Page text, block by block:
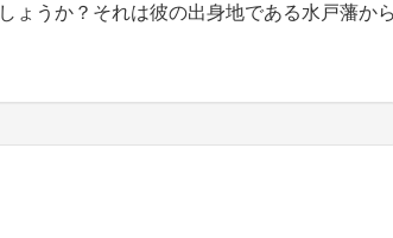
うか？それは彼の出身地である水戸藩から